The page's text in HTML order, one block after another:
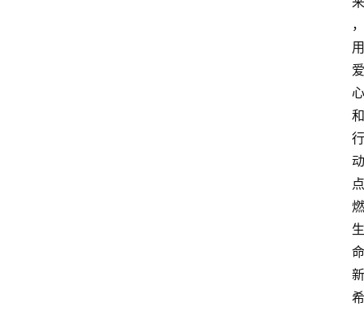
，
用
爱
心
和
行
动
点
燃
生
命
新
希